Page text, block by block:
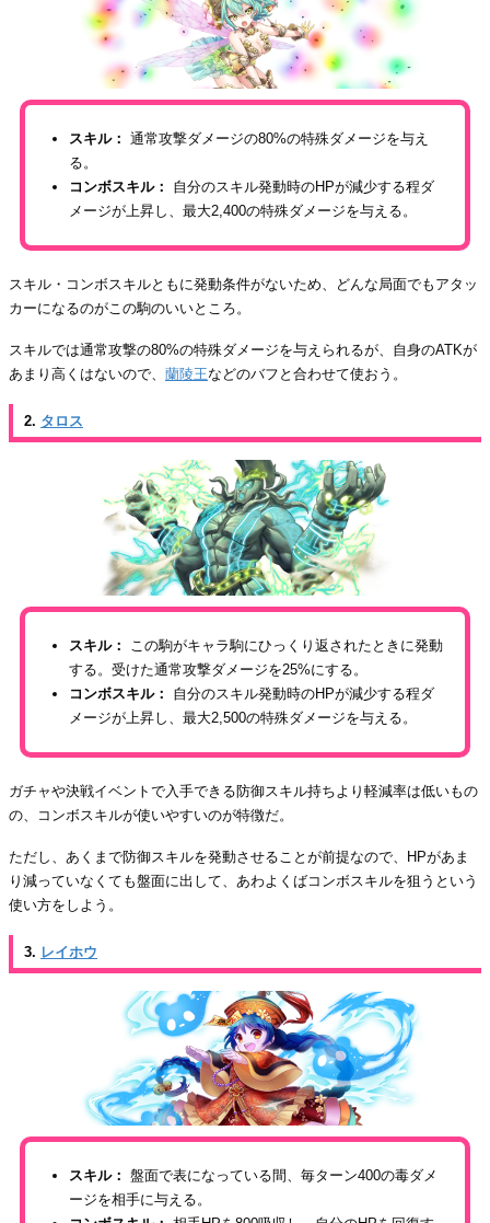
スキル： 通常攻撃ダメージの80%の特殊ダメージを与え
る。
コンボスキル： 自分のスキル発動時のHPが減少する程ダ
メージが上昇し、最大2,400の特殊ダメージを与える。
スキル・コンボスキルともに発動条件がないため、どんな局面でもアタッ
カーになるのがこの駒のいいところ。
スキルでは通常攻撃の80%の特殊ダメージを与えられるが、自身のATKが
あまり高くはないので、 蘭陵王などのバフと合わせて使おう。
2. タロス
スキル：
この駒がキャラ駒にひっくり返されたときに発動
する。受けた通常攻撃ダメージを25%にする。
コンボスキル： 自分のスキル発動時のHPが減少する程ダ
メージが上昇し、最大2,500の特殊ダメージを与える。
ガチャや決戦イベントで入手できる防御スキル持ちより軽減率は低いもの
の、コンボスキルが使いやすいのが特徴だ。
ただし、あくまで防御スキルを発動させることが前提なので、HPがあま
り減っていなくても盤面に出して、あわよくばコンボスキルを狙うという
使い方をしよう。
3. レイホウ
スキル： 盤面で表になっている間、毎ターン400の毒ダメ
ージを相手に与える。